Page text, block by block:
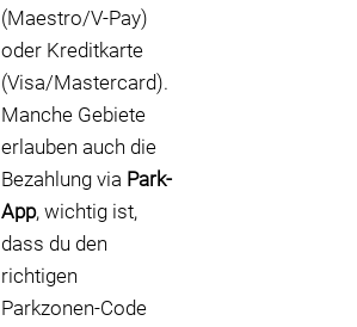
(Maestro/V-Pay)
oder Kreditkarte
(Visa/Mastercard).
Manche Gebiete
erlauben auch die
Bezahlung via Park-
App, wichtig ist,
dass du den
richtigen
Parkzonen-Code